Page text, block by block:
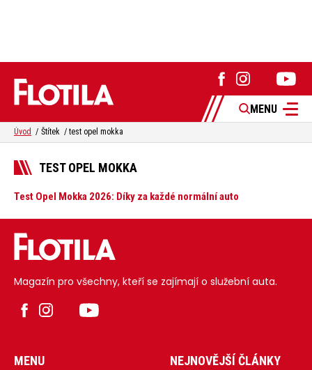
MENU
Úvod Štítek test opel mokka
TEST OPEL MOKKA
Test Opel Mokka 2026: Díky za každé normální auto
Magazín pro všechny, kteří se zajímají o služební auta.
MENU NEJNOVĚJŠÍ ČLÁNKY